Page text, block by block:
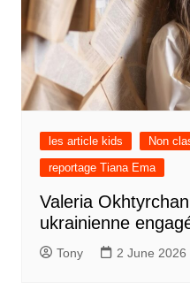
les article kids Non
reportage Tiana Ema
Valeria
ukrainienne
Tony 2 June 2026